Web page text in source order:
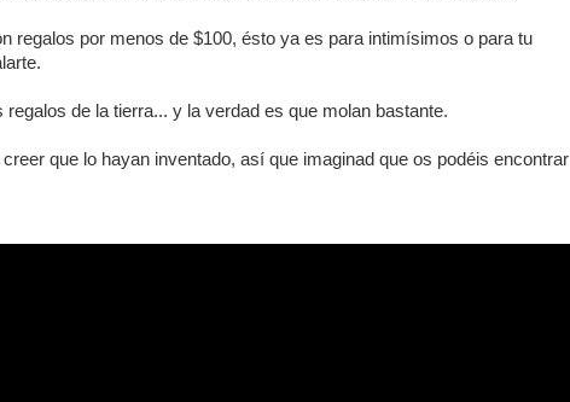
regalos por menos de $100, ésto ya es para intimísimos o para tu
de la tierra... y la verdad es que molan bastante.
que lo hayan inventado, así que imaginad que os podéis encontrar